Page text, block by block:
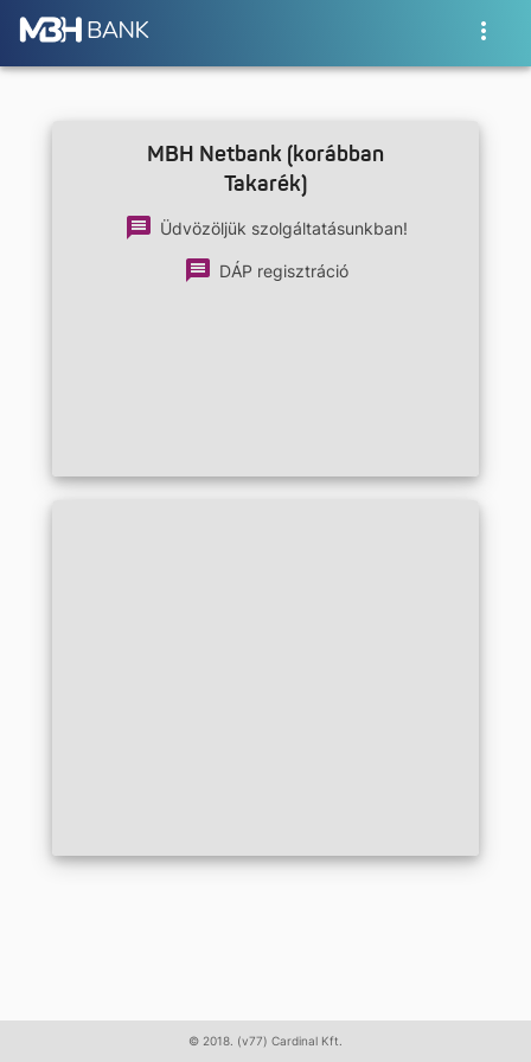
MBH Netbank (korábban
Takarék)
Üdvözöljük szolgáltatásunkban!
DÁP regisztráció
© 2018. (v77) Cardinal Kft.